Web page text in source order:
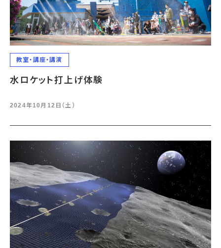
教室・講座・講演
水ロケット打上げ体験
2024年10月12日（土）